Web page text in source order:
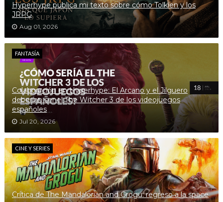
Hyperhype publica mi texto sobre cómo Tolkien y los
JRPG
Aug 01, 2026
FANTASÍA
Colaboración en Hyperhype: El Arcano y el Jilguero
deberían ser el The Witcher 3 de los videojuegos
españoles
Jul 20, 2026
CINE Y SERIES
Crítica de The Mandalorian and Grogu: regreso a la space